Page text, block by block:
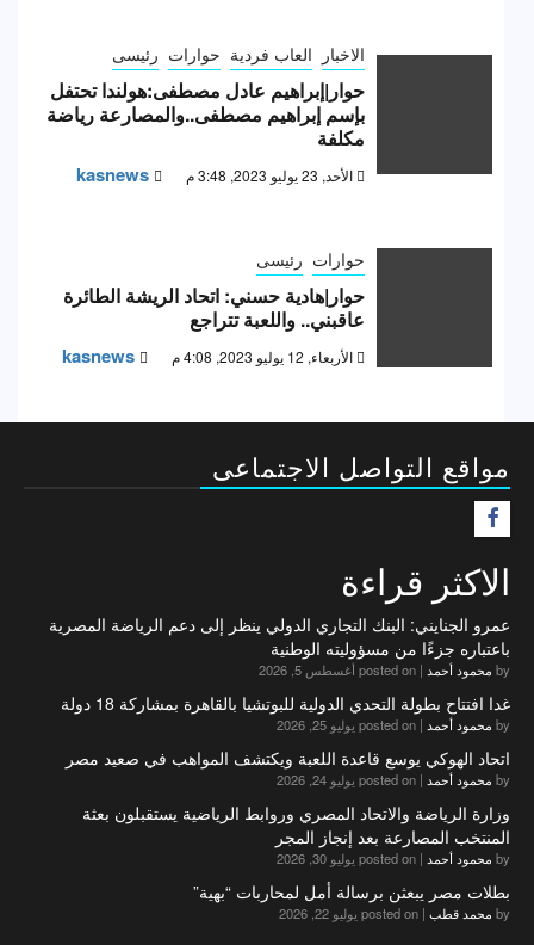
الاخبار العاب فردية حوارات رئيسى
حوار|إبراهيم عادل مصطفى:هولندا تحتفل
بإسم إبراهيم مصطفى..والمصارعة رياضة
مكلفة
الأحد, 23 يوليو 2023, 3:48 م kasnews
حوارات رئيسى
حوار|هادية حسني: اتحاد الريشة الطائرة
عاقبني.. واللعبة تتراجع
الأربعاء, 12 يوليو 2023, 4:08 م kasnews
مواقع التواصل الاجتماعى
الاكثر قراءة
عمرو الجنايني: البنك التجاري الدولي ينظر إلى دعم الرياضة المصرية
باعتباره جزءًا من مسؤوليته الوطنية
by محمود أحمد | posted on أغسطس 5, 2026
غدا افتتاح بطولة التحدي الدولية للبوتشيا بالقاهرة بمشاركة 18 دولة
by محمود أحمد | posted on يوليو 25, 2026
اتحاد الهوكي يوسع قاعدة اللعبة ويكتشف المواهب في صعيد مصر
by محمود أحمد | posted on يوليو 24, 2026
وزارة الرياضة والاتحاد المصري وروابط الرياضية يستقبلون بعثة
المنتخب المصارعة بعد إنجاز المجر
by محمود أحمد | posted on يوليو 30, 2026
بطلات مصر يبعثن برسالة أمل لمحاربات “بهية”
by محمد قطب | posted on يوليو 22, 2026